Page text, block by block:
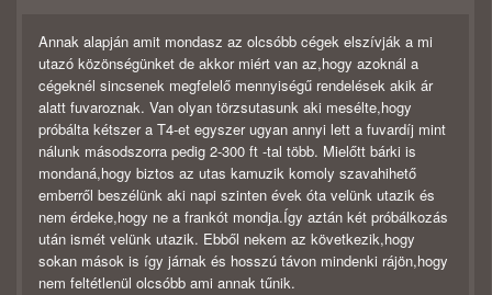
Annak alapján amit mondasz az olcsóbb cégek elszívják a mi
utazó közönségünket de akkor miért van az,hogy azoknál a
cégeknél sincsenek megfelelő mennyiségű rendelések akik ár
alatt fuvaroznak. Van olyan törzsutasunk aki mesélte,hogy
próbálta kétszer a T4-et egyszer ugyan annyi lett a fuvardíj mint
nálunk másodszorra pedig 2-300 ft -tal több. Mielőtt bárki is
mondaná,hogy biztos az utas kamuzik komoly szavahihető
emberről beszélünk aki napi szinten évek óta velünk utazik és
nem érdeke,hogy ne a frankót mondja.Így aztán két próbálkozás
után ismét velünk utazik. Ebből nekem az következik,hogy
sokan mások is így járnak és hosszú távon mindenki rájön,hogy
nem feltétlenül olcsóbb ami annak tűnik.